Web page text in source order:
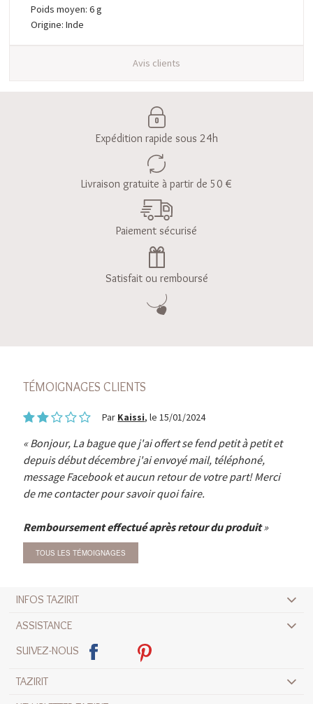
Poids moyen: 6 g
Origine: Inde
Avis clients
Expédition rapide sous 24h
Livraison gratuite à partir de 50 €
Paiement sécurisé
Satisfait ou remboursé
TÉMOIGNAGES CLIENTS
Par Kaissi, le 15/01/2024
Bonjour, La bague que j'ai offert se fend petit à petit et
depuis début décembre j'ai envoyé mail, téléphoné,
message Facebook et aucun retour de votre part! Merci
de me contacter pour savoir quoi faire.
Remboursement effectué après retour du produit
TOUS LES TÉMOIGNAGES
INFOS TAZIRIT
ASSISTANCE
SUIVEZ-NOUS
TAZIRIT